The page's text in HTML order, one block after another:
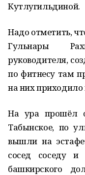
Кутлугильдиной.
Надо отметить,
Гульнары
руководителя,
по фитнесу там
на них приходило
На ура прошёл
Табынское, по
вышли на
сосед соседу
башкирского